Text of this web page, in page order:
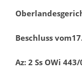
Beschluss
Az: 2 Ss OWi 443/